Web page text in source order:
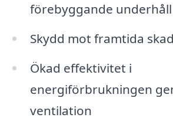
förebyggande underhåll
Skydd mot framtida
Ökad effektivitet i
energiförbrukningen
ventilation